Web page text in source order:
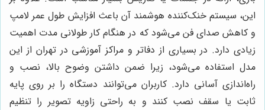
این، سیستم خنک‌کننده هوشمند آن باعث افزایش طول عمر لامپ
و کاهش صدای فن می‌شود که در هنگام کار طولانی مدت اهمیت
زیادی دارد. در بسیاری از دفاتر و مراکز آموزشی در تهران از این
مدل استفاده می‌شود، زیرا ضمن داشتن وضوح بالا، نصب و
راه‌اندازی آسانی دارد. کاربران می‌توانند دستگاه را بر روی پایه
ثابت یا سقف نصب کنند و به راحتی زاویه تصویر را تنظیم